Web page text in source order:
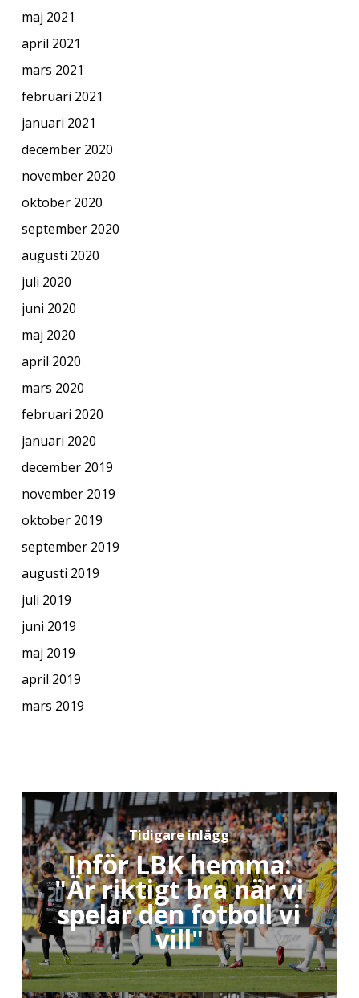
maj 2021
april 2021
mars 2021
februari 2021
januari 2021
december 2020
november 2020
oktober 2020
september 2020
augusti 2020
juli 2020
juni 2020
maj 2020
april 2020
mars 2020
februari 2020
januari 2020
december 2019
november 2019
oktober 2019
september 2019
augusti 2019
juli 2019
juni 2019
maj 2019
april 2019
mars 2019
Tidigare inlägg
Inför LBK hemma:
"Är riktigt bra när vi
spelar den fotboll vi
vill"